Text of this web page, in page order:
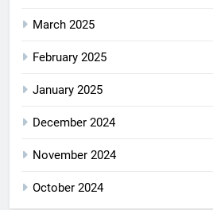
March 2025
February 2025
January 2025
December 2024
November 2024
October 2024